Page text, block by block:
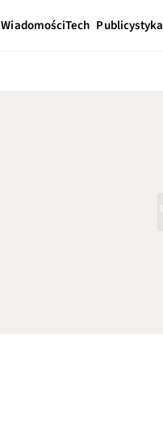
WiadomościTech Publicystyka